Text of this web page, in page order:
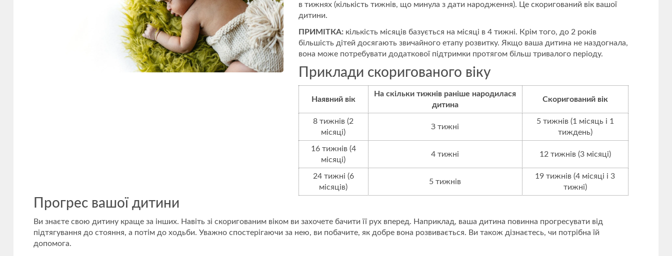
в тижнях (кількість тижнів, що минула з дати народження). Це скоригований вік вашої
дитини.
ПРИМІТКА:кількість місяців базується на місяці в 4 тижні. Крім того, до 2 років
більшість дітей досягають звичайного етапу розвитку. Якщо ваша дитина не наздогнала,
вона може потребувати додаткової підтримки протягом більш тривалого періоду.
Приклади скоригованого віку
Наявний вік
На скільки тижнів раніше народилася
дитина
Скоригований вік
8 тижнів (2
місяці)
З тижні
5 тижнів (1 місяць і 1
тиждень)
16 тижнів (4
місяці)
4 тижні 12 тижнів (3 місяці)
24 тижні (6
місяців)
5 тижнів
19 тижнів (4 місяці і 3
тижні)
Прогрес вашої дитини
Ви знаєте свою дитину краще за інших. Навіть зі скоригованим віком ви захочете бачити її рух вперед. Наприклад, ваша дитина повинна прогресувати від
підтягування до стояння, а потім до ходьби. Уважно спостерігаючи за нею, ви побачите, як добре вона розвивається. Ви також дізнаєтесь, чи потрібна їй
допомога.